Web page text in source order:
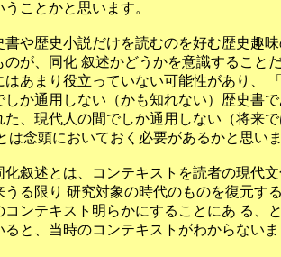
ことかと思います。
や歴史小説だけを読むのを好む歴史趣
のが、同化 叙述かどうかを意識すること
はあまり役立っていない可能性があり、
しか通用しない（かも知れない）歴史書
た、現代人の間でしか通用しない（将来
は念頭においておく必要があるかと思い
化叙述とは、コンテキストを読者の現代
うる限り 研究対象の時代のものを復元す
コンテキスト明らかにすることにあ る、
ると、当時のコンテキストがわからない